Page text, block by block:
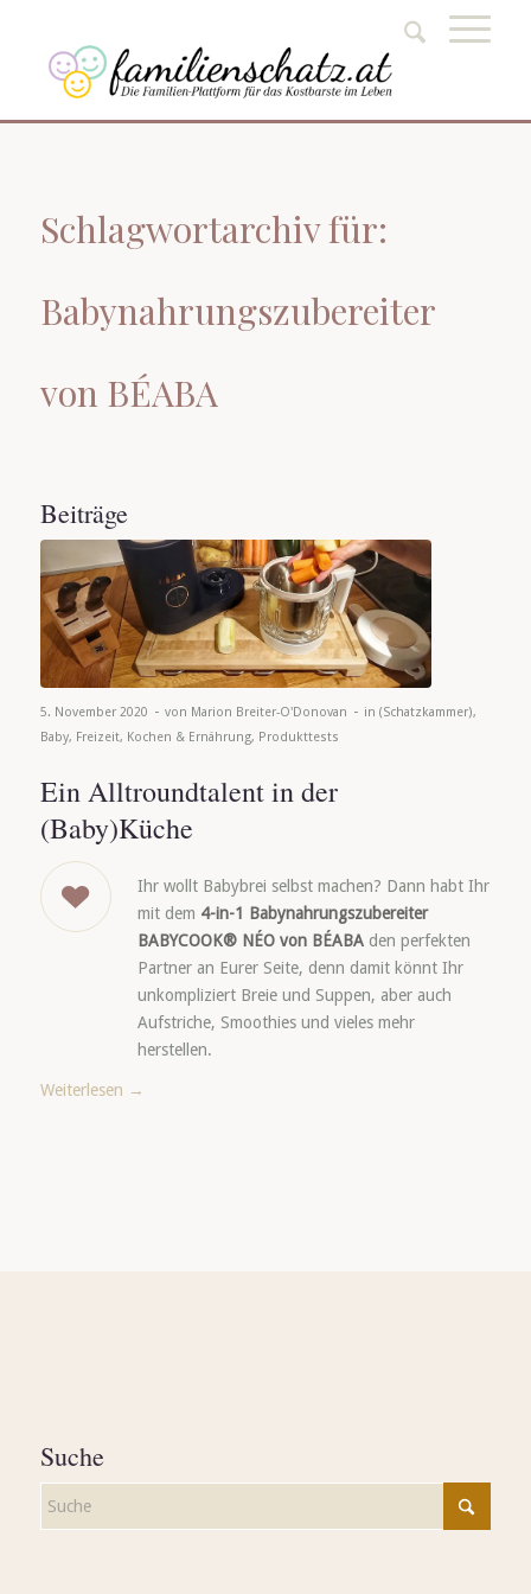
Schlagwortarchiv für:
Babynahrungszubereiter
von BÉABA
Beiträge
5. November 2020 - von Marion Breiter-O'Donovan - in (Schatzkammer),
Baby, Freizeit, Kochen & Ernährung, Produkttests
Ein Alltroundtalent in der
(Baby)Küche
Ihr wollt Babybrei selbst machen? Dann habt Ihr
mit dem 4-in-1 Babynahrungszubereiter
BABYCOOK® NÉO von BÉABAden perfekten
Partner an Eurer Seite, denn damit könnt Ihr
unkompliziert Breie und Suppen, aber auch
Aufstriche, Smoothies und vieles mehr
herstellen.
Weiterlesen →
Suche